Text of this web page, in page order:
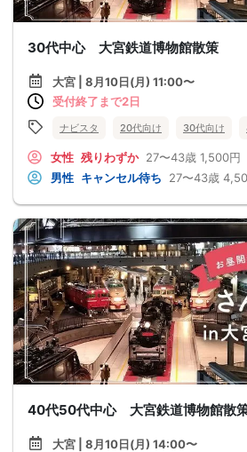
30代中心 大宮鉄道博物館散策
大宮 | 8月10日(月) 11:00〜
受付終了まで2日
ナビスタ 20代向け 30代向け
女性 残りわずか 27〜43歳 1,500円
男性 キャンセル待ち 27〜43歳
40代50代中心 大宮鉄道博物館散
大宮 | 8月10日(月) 14:00〜